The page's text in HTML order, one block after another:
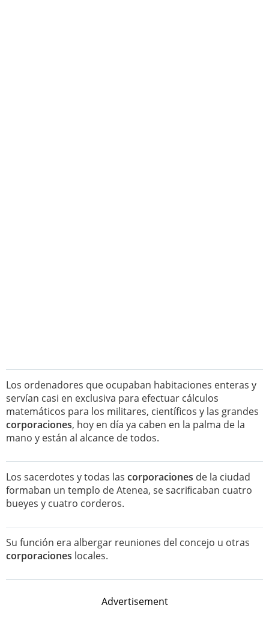
Los ordenadores que ocupaban habitaciones enteras y
servían casi en exclusiva para efectuar cálculos
matemáticos para los militares, científicos y las grandes
corporaciones, hoy en día ya caben en la palma de la
mano y están al alcance de todos.
Los sacerdotes y todas las corporaciones de la ciudad
formaban un templo de Atenea, se sacriﬁcaban cuatro
bueyes y cuatro corderos.
Su función era albergar reuniones del concejo u otras
corporaciones locales.
Advertisement